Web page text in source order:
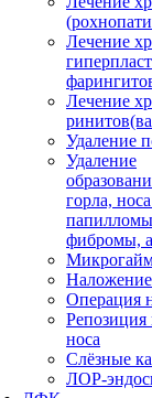
Лечение
Лечение
Удаление
Удаление
горла,
фибромы,
Операция
Репозиция
носа
Слёзные
ЛОР-